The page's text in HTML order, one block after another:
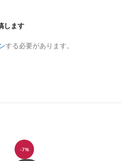
します
する必要があります。
-7%